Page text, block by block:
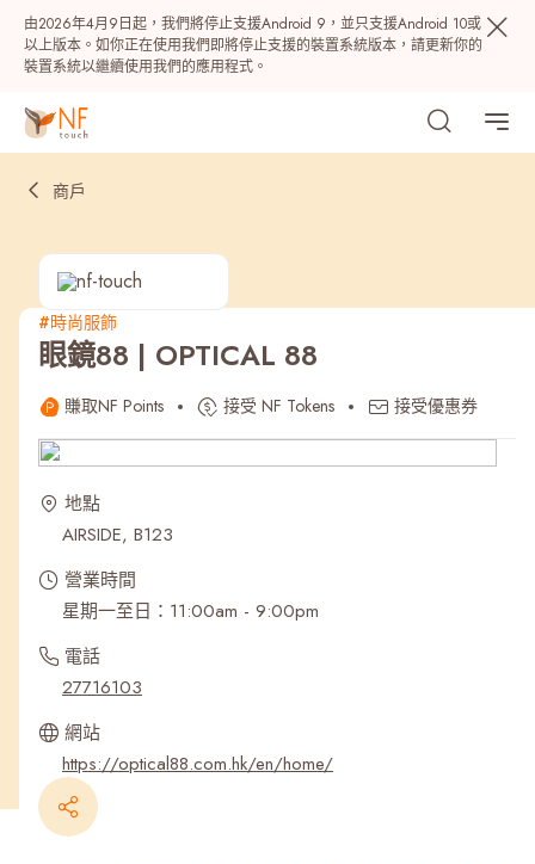
由2026年4月9日起，我們將停止支援Android 9，並只支援Android 10或
以上版本。如你正在使用我們即將停止支援的裝置系統版本，請更新你的
裝置系統以繼續使用我們的應用程式。
熱門
最近搜尋紀錄
商戶
#時尚服飾
眼鏡88 | OPTICAL 88
賺取NF Points 接受 NF Tokens 接受優惠券
地點
AIRSIDE, B123
營業時間
星期一至日：11:00am - 9:00pm
電話
27716103
網站
https://optical88.com.hk/en/home/